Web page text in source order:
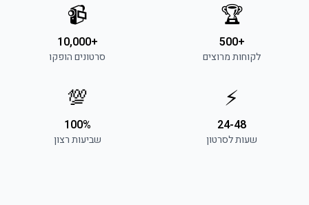
🏆
+500
לקוחות מרוצים
📹
+10,000
סרטונים הופקו
⚡
24-48
שעות לסרטון
💯
100%
שביעות רצון